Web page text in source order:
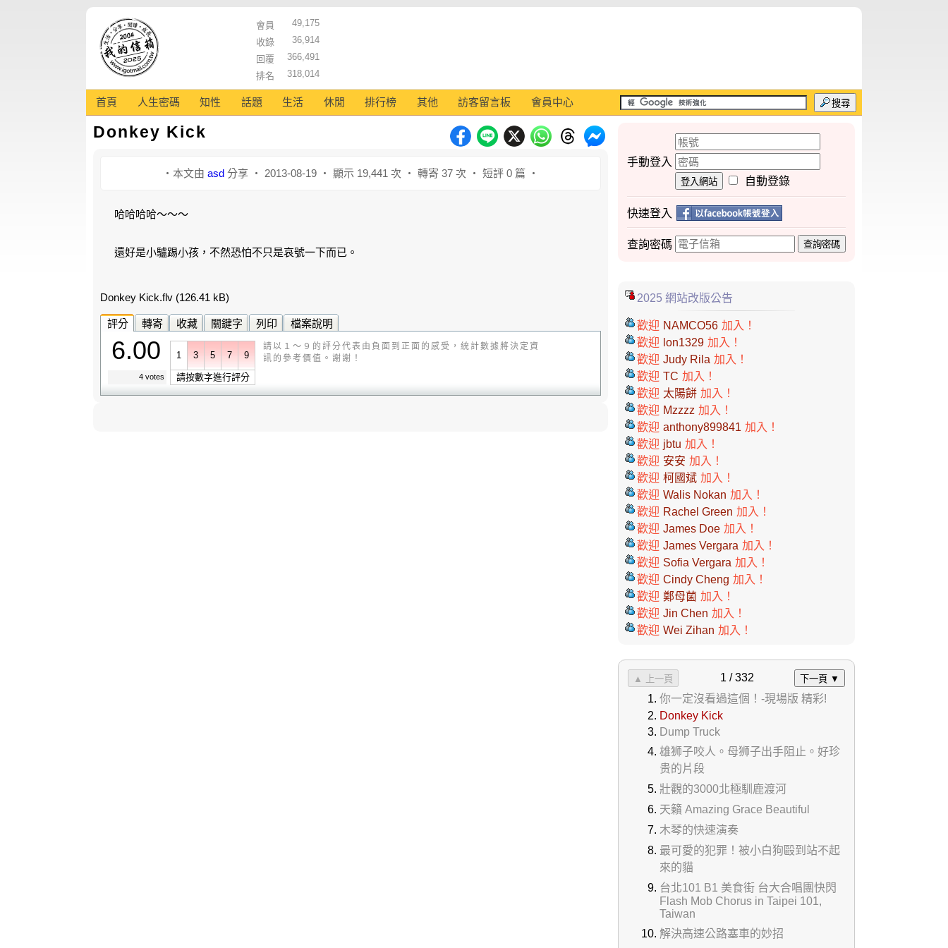
會員
49,175
收錄
36,914
回覆
366,491
排名
318,014
首頁 人生密碼 知性 話題 生活 休閒 排行榜 其他 訪客留言板 會員中心 搜尋
Donkey Kick
‧本文由 asd 分享 ‧ 2013-08-19 ‧ 顯示 19,441 次 ‧ 轉寄 37 次 ‧ 短評 0 篇 ‧
哈哈哈哈～～～
還好是小驢踢小孩，不然恐怕不只是哀號一下而已。
Donkey Kick.flv (126.41 kB)
評分 轉寄 收藏 關鍵字 列印 檔案說明
6.00
4 votes
1 3 5 7 9
請按數字進行評分
請以１～９的評分代表由負面到正面的感受，統計數據將決定資
訊的參考價值。謝謝！
手動登入
登入網站 自動登錄
快速登入
查詢密碼 查詢密碼
2025 網站改版公告
歡迎 NAMCO56 加入！
歡迎 lon1329 加入！
歡迎 Judy Rila 加入！
歡迎 TC 加入！
歡迎 太陽餅 加入！
歡迎 Mzzzz 加入！
歡迎 anthony899841 加入！
歡迎 jbtu 加入！
歡迎 安安 加入！
歡迎 柯國斌 加入！
歡迎 Walis Nokan 加入！
歡迎 Rachel Green 加入！
歡迎 James Doe 加入！
歡迎 James Vergara 加入！
歡迎 Sofia Vergara 加入！
歡迎 Cindy Cheng 加入！
歡迎 鄭母菌 加入！
歡迎 Jin Chen 加入！
歡迎 Wei Zihan 加入！
▲ 上一頁 1 / 332 下一頁 ▼
你一定沒看過這個！-現場版 精彩!
Donkey Kick
Dump Truck
雄狮子咬人。母狮子出手阻止。好珍
贵的片段
壯觀的3000北極馴鹿渡河
天籟 Amazing Grace Beautiful
木琴的快速演奏
最可愛的犯罪！被小白狗毆到站不起
來的貓
台北101 B1 美食街 台大合唱團快閃
Flash Mob Chorus in Taipei 101,
Taiwan
解決高速公路塞車的妙招